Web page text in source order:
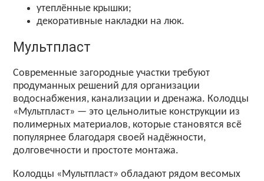
утеплённые крышки;
декоративные накладки на люк.
Мультпласт
Современные загородные участки требуют
продуманных решений для организации
водоснабжения, канализации и дренажа. Колодцы
«Мультпласт» — это цельнолитые конструкции из
полимерных материалов, которые становятся всё
популярнее благодаря своей надёжности,
долговечности и простоте монтажа.
Колодцы «Мультпласт» обладают рядом весомых